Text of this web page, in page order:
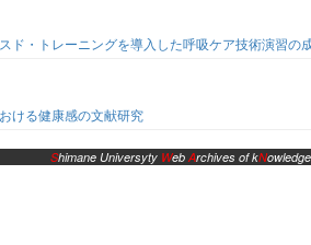
ド・トレーニングを導入した呼吸ケア技術演習の
ける健康感の文献研究
Shimane Universyty WebArchives of kNowledge